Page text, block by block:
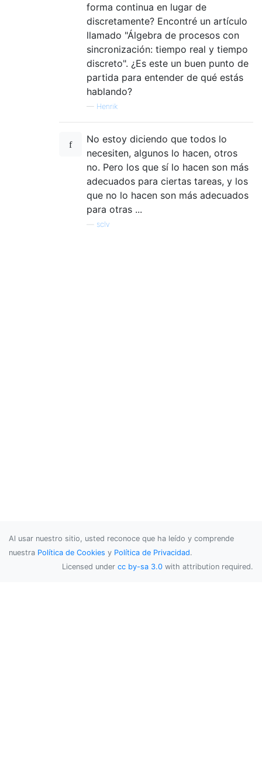
forma continua en lugar de
discretamente? Encontré un artículo
llamado "Álgebra de procesos con
sincronización: tiempo real y tiempo
discreto". ¿Es este un buen punto de
partida para entender de qué estás
hablando?
— Henrik
No estoy diciendo que todos lo
necesiten, algunos lo hacen, otros
no. Pero los que sí lo hacen son más
adecuados para ciertas tareas, y los
que no lo hacen son más adecuados
para otras ...
sclv
Al usar nuestro sitio, usted reconoce que ha leído y comprende
nuestra Política de Cookies y Política de Privacidad.
Licensed under cc by-sa 3.0 with attribution required.